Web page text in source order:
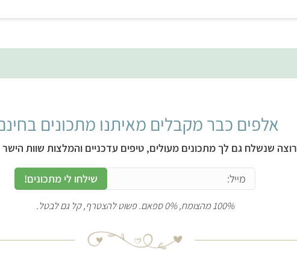
אלפים כבר מקבלים מאיתנו מתכונים
רוצה שנשלח גם לך מתכונים מעולים, טיפים עדכניים והמלצות שוות הישר
שילחו לי מתכונים!
100% מהצומח, 0% ספאם. פשוט להצטרף, קל גם לבטל.